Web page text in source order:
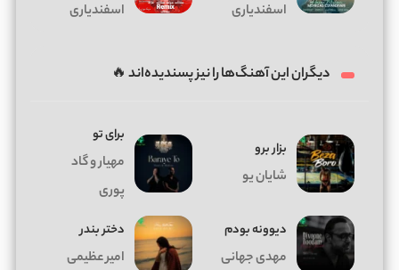
اسفندیاری اسفندیاری
دیگران این آهنگ‌ها را نیز پسندیده‌اند 🔥
بزار برو
شایان یو
برای تو
مهیار و گاد
پوری
دیوونه بودم
مهدی جهانی
دختر بندر
امیر عظیمی